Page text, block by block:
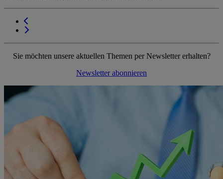
Sie möchten unsere aktuellen Themen per Newsletter erhalten?
Newsletter abonnieren